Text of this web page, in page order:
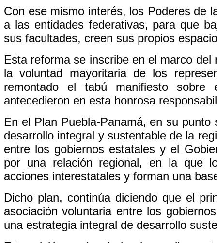
Con ese mismo interés, los Poderes de
a las entidades federativas, para que
sus facultades, creen sus propios
Esta reforma se inscribe en el marco
la voluntad mayoritaria de los
remontado el tabú manifiesto
antecedieron en esta honrosa
En el Plan Puebla-Panamá, en su
desarrollo integral y sustentable de la
entre los gobiernos estatales y el
por una relación regional, en la que
acciones interestatales y forman una
Dicho plan, continúa diciendo que el
asociación voluntaria entre los
una estrategia integral de desarrollo